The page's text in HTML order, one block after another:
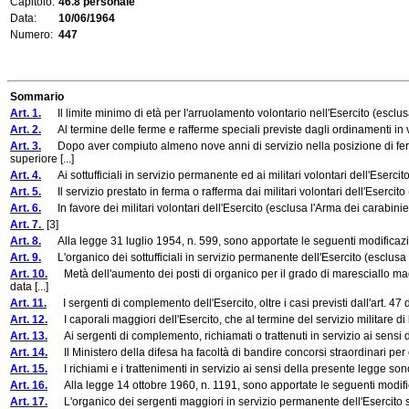
Data:
10/06/1964
Numero: 447
Sommario
Art. 1. Il limite minimo di età per l'arruolamento volontario nell'Esercito
Art. 2. Al termine delle ferme e rafferme speciali previste dagli ordinamenti in
Art. 3. Dopo aver compiuto almeno nove anni di servizio nella posizione di
superiore [...]
Art. 4. Ai sottufficiali in servizio permanente ed ai militari volontari
Art. 5. Il servizio prestato in ferma o rafferma dai militari volontari
Art. 6. In favore dei militari volontari dell'Esercito (esclusa l'Arma dei
Art. 7. [3]
Art. 8. Alla legge 31 luglio 1954, n. 599, sono apportate le seguenti
Art. 9. L'organico dei sottufficiali in servizio permanente dell'Esercito (esclusa
Art. 10. Metà dell'aumento dei posti di organico per il grado di maresciallo
data [...]
Art. 11. I sergenti di complemento dell'Esercito, oltre i casi previsti dall'art. 47
Art. 12. I caporali maggiori dell'Esercito, che al termine del servizio militare
Art. 13. Ai sergenti di complemento, richiamati o trattenuti in servizio ai sensi
Art. 14. Il Ministero della difesa ha facoltà di bandire concorsi straordinari
Art. 15. I richiami e i trattenimenti in servizio ai sensi della presente legge
Art. 16. Alla legge 14 ottobre 1960, n. 1191, sono apportate le seguenti
Art. 17. L'organico dei sergenti maggiori in servizio permanente dell'Esercito